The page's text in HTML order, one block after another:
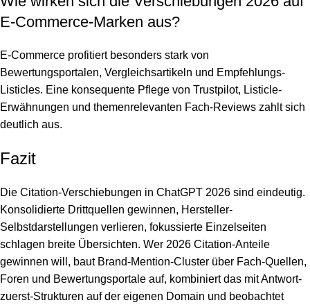
E-Commerce-Marken aus?
E-Commerce profitiert besonders stark von
Bewertungsportalen, Vergleichsartikeln und Empfehlungs-
Listicles. Eine konsequente Pflege von Trustpilot, Listicle-
Erwähnungen und themenrelevanten Fach-Reviews zahlt sich
deutlich aus.
Fazit
Die Citation-Verschiebungen in ChatGPT 2026 sind eindeutig.
Konsolidierte Drittquellen gewinnen, Hersteller-
Selbstdarstellungen verlieren, fokussierte Einzelseiten
schlagen breite Übersichten. Wer 2026 Citation-Anteile
gewinnen will, baut Brand-Mention-Cluster über Fach-Quellen,
Foren und Bewertungsportale auf, kombiniert das mit Antwort-
zuerst-Strukturen auf der eigenen Domain und beobachtet